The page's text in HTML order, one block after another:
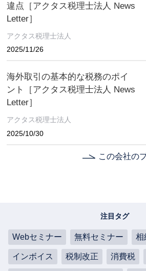
違点［アクタス税理士法人 News
Letter］
アクタス税理士法人
2025/11/26
海外取引の基本的な税務のポイ
ント［アクタス税理士法人 News
Letter］
アクタス税理士法人
2025/10/30
この会社の
注目タグ
Webセミナー 無料セミナー 相
インボイス 税制改正 消費税